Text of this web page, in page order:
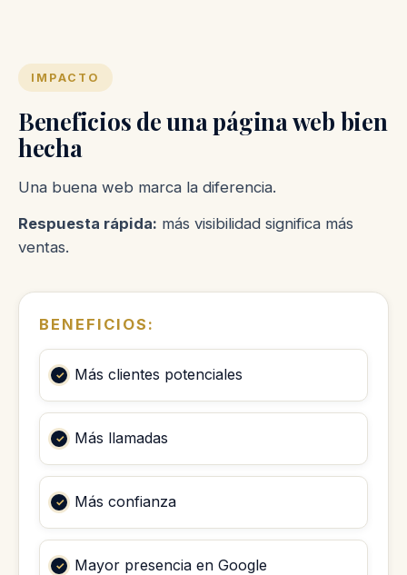
IMPACTO
Beneficios de una página web bien
hecha
Una buena web marca la diferencia.
Respuesta rápida: más visibilidad significa más
ventas.
BENEFICIOS:
Más clientes potenciales
Más llamadas
Más confianza
Mayor presencia en Google